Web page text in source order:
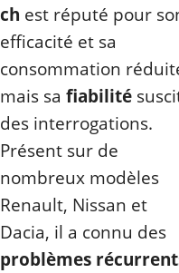
ch est réputé pour
efficacité et sa
consommation
mais sa fiabilité
des interrogations.
Présent sur de
nombreux modèles
Renault, Nissan et
Dacia, il a connu des
problèmes